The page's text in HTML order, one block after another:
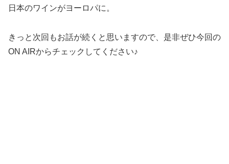
日本のワインがヨーロパに。
きっと次回もお話が続くと思いますので、是非ぜひ今回の
ON AIRからチェックしてください♪